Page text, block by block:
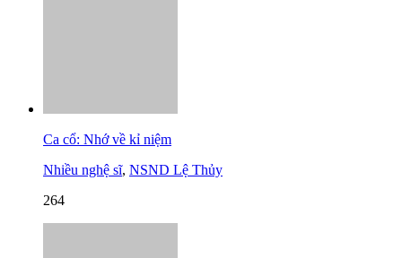
Ca cổ: Nhớ về kỉ niệm
Nhiều nghệ sĩ, NSND Lệ Thủy
264